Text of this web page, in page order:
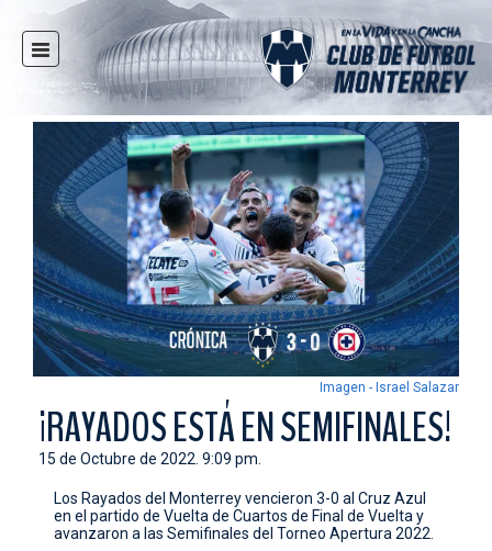
INICIO
NOTICIAS
MULTIMEDIA
RAYADOS
RAYADAS
FUERZAS BÁSICAS
RESPONSABILIDAD SOCIAL
TAQUILLA
TIENDA
ESTADIO
PRENSA
CONTACTO
Imagen - Israel Salazar
¡RAYADOS ESTÁ EN SEMIFINALES!
15 de Octubre de 2022. 9:09 pm.
Los Rayados del Monterrey vencieron 3-0 al Cruz Azul
en el partido de Vuelta de Cuartos de Final de Vuelta y
avanzaron a las Semifinales del Torneo Apertura 2022.